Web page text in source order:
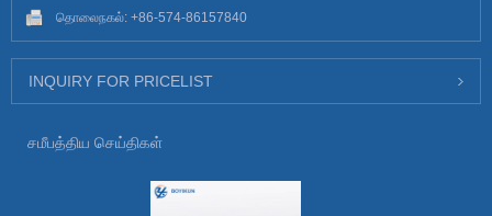
தொலைநகல்: +86-574-86157840
INQUIRY FOR PRICELIST
சமீபத்திய செய்திகள்